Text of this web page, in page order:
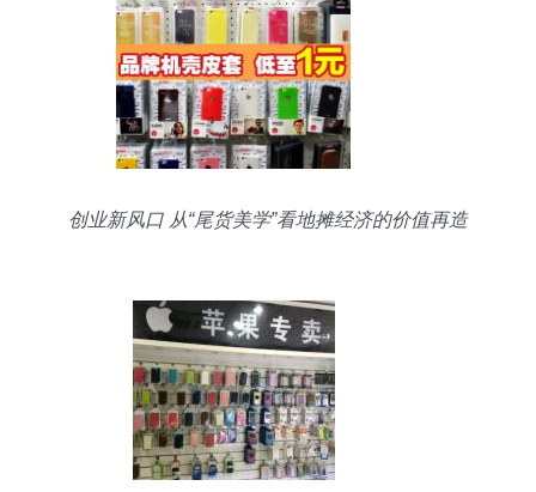
创业新风口 从“尾货美学”看地摊经济的价值再造